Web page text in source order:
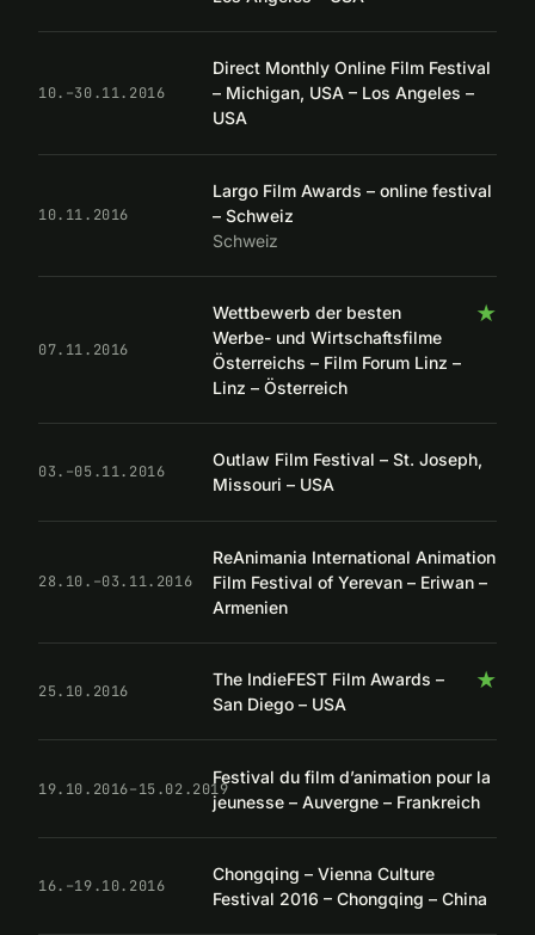
10.–30.11.2016
Direct Monthly Online Film Festival
– Michigan, USA – Los Angeles –
USA
10.11.2016
Largo Film Awards – online festival
– Schweiz
Schweiz
07.11.2016
★
Wettbewerb der besten
Werbe- und Wirtschaftsfilme
Österreichs – Film Forum Linz –
Linz – Österreich
03.–05.11.2016
Outlaw Film Festival – St. Joseph,
Missouri – USA
28.10.–03.11.2016
ReAnimania International Animation
Film Festival of Yerevan – Eriwan –
Armenien
25.10.2016 ★
The IndieFEST Film Awards –
San Diego – USA
19.10.2016–15.02.2019
Festival du film d’animation pour la
jeunesse – Auvergne – Frankreich
16.–19.10.2016
Chongqing – Vienna Culture
Festival 2016 – Chongqing – China